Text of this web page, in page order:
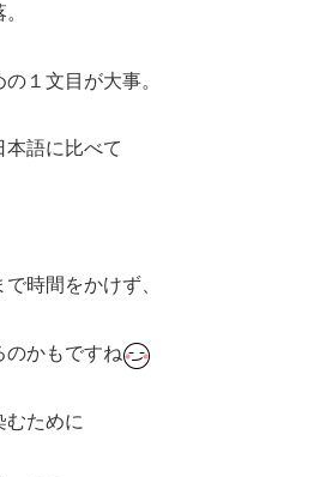
１文目が大事。
語に比べて
時間をかけず、
のかもですね
むために